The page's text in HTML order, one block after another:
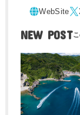
NEW POST